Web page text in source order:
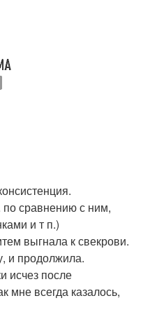
по сравнению с ним,
и т п.)
выгнала к свекрови.
и продолжила.
исчез после
мне всегда казалось,